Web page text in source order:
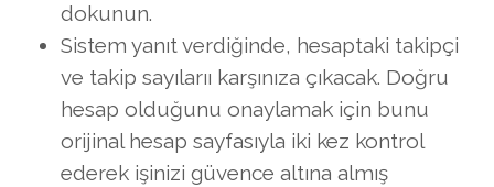
dokunun.
Sistem yanıt verdiğinde, hesaptaki takipçi
ve takip sayılarıı karşınıza çıkacak. Doğru
hesap olduğunu onaylamak için bunu
orijinal hesap sayfasıyla iki kez kontrol
ederek işinizi güvence altına almış